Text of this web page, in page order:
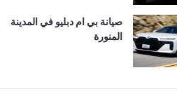
صيانة بي ام دبليو في المدينة
المنورة